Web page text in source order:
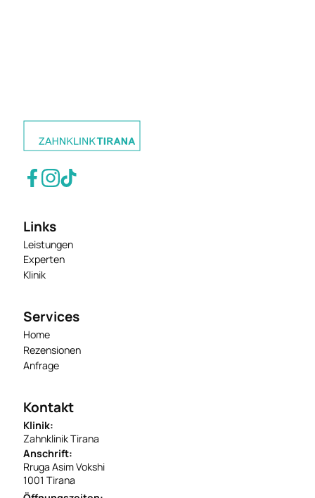
Links
Leistungen
Experten
Klinik
Services
Home
Rezensionen
Anfrage
Kontakt
Klinik:
Zahnklinik Tirana
Anschrift:
Rruga Asim Vokshi
1001 Tirana